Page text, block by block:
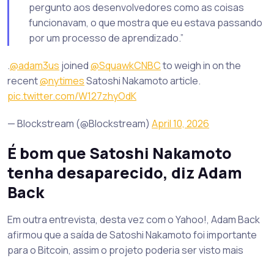
pergunto aos desenvolvedores como as coisas
funcionavam, o que mostra que eu estava passando
por um processo de aprendizado.”
.@adam3us joined@SquawkCNBCto weigh in on the
recent@nytimesSatoshi Nakamoto article.
pic.twitter.com/W127zhyOdK
— Blockstream (@Blockstream) April 10, 2026
É bom que Satoshi Nakamoto
tenha desaparecido, diz Adam
Back
Em outra entrevista, desta vez com o Yahoo!, Adam Back
afirmou que a saída de Satoshi Nakamoto foi importante
para o Bitcoin, assim o projeto poderia ser visto mais